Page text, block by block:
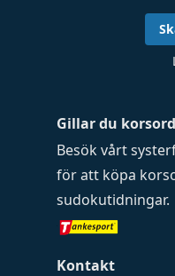
Gillar du
Besök vårt
för att köpa
sudokutidningar.
Kontakt